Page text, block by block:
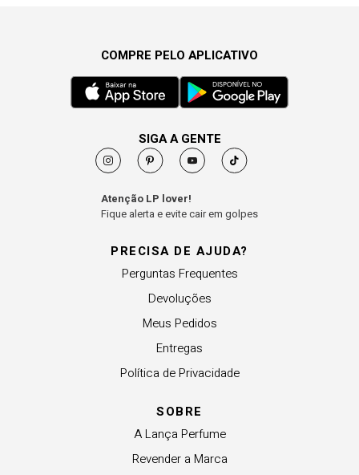
PRECISA DE AJUDA?
Perguntas Frequentes
Devoluções
Meus Pedidos
Entregas
Política de Privacidade
SOBRE
A Lança Perfume
Revender a Marca
COMPRE PELO APLICATIVO
SIGA A GENTE
Atenção LP lover!
Fique alerta e evite cair em golpes